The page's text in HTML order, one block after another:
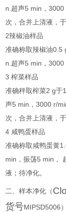
n.超声5 min ，3000
次，合并上清液，
2辣椒油样品
准确称取辣椒油0.5
n.超声5 min ，3000
3榨菜样品
准确秤取榨菜2 g于
声5 min ，3000 r/
次，合并上清液，
4 咸鸭蛋样品
准确称取咸鸭蛋黄
min ，振荡5 min ，
液；待净化。
二、样本净化（
货号MIPSD5006）